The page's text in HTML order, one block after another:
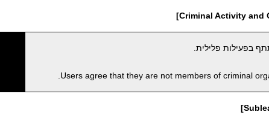
בפעילות פלילית.
Users agree that they are not members of criminal